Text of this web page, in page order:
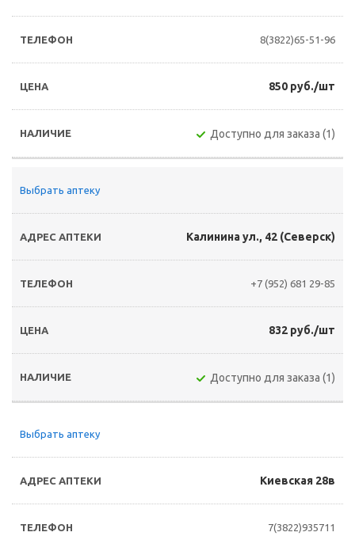
8(3822)65-51-96
850 руб./шт
Доступно для заказа (1)
Выбрать аптеку
Калинина ул., 42 (Северск)
+7 (952) 681 29-85
832 руб./шт
Доступно для заказа (1)
Выбрать аптеку
Киевская 28в
7(3822)935711